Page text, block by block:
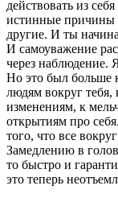
действовать из
истинные причины
другие. И ты
И самоуважение
через наблюдение.
Но это был больше
людям вокруг
изменениям, к
открытиям про
того, что все
Замедлению в
то быстро и
это теперь